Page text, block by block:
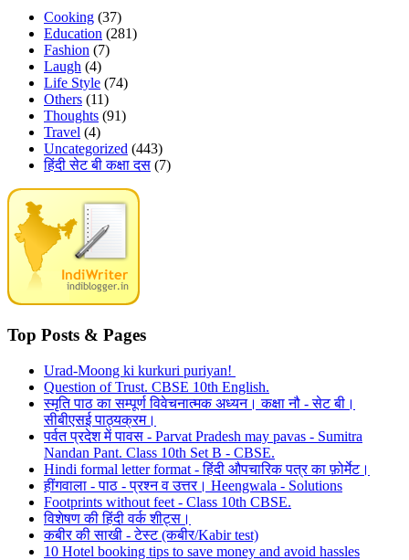
Cooking (37)
Education (281)
Fashion (7)
Laugh (4)
Life Style (74)
Others (11)
Thoughts (91)
Travel (4)
Uncategorized (443)
हिंदी सेट बी कक्षा दस (7)
Top Posts & Pages
Urad-Moong ki kurkuri puriyan!
Question of Trust. CBSE 10th English.
स्मृति पाठ का सम्पूर्ण विवेचनात्मक अध्यन। कक्षा नौ - सेट बी।
सीबीएसई पाठ्यक्रम।
पर्वत प्रदेश में पावस - Parvat Pradesh may pavas - Sumitra
Nandan Pant. Class 10th Set B - CBSE.
Hindi formal letter format - हिंदी औपचारिक पत्र का फ़ोर्मेट।
हींगवाला - पाठ - प्रश्न व उत्तर। Heengwala - Solutions
Footprints without feet - Class 10th CBSE.
विशेषण की हिंदी वर्क शीट्स।
कबीर की साखी - टेस्ट (कबीर/Kabir test)
10 Hotel booking tips to save money and avoid hassles